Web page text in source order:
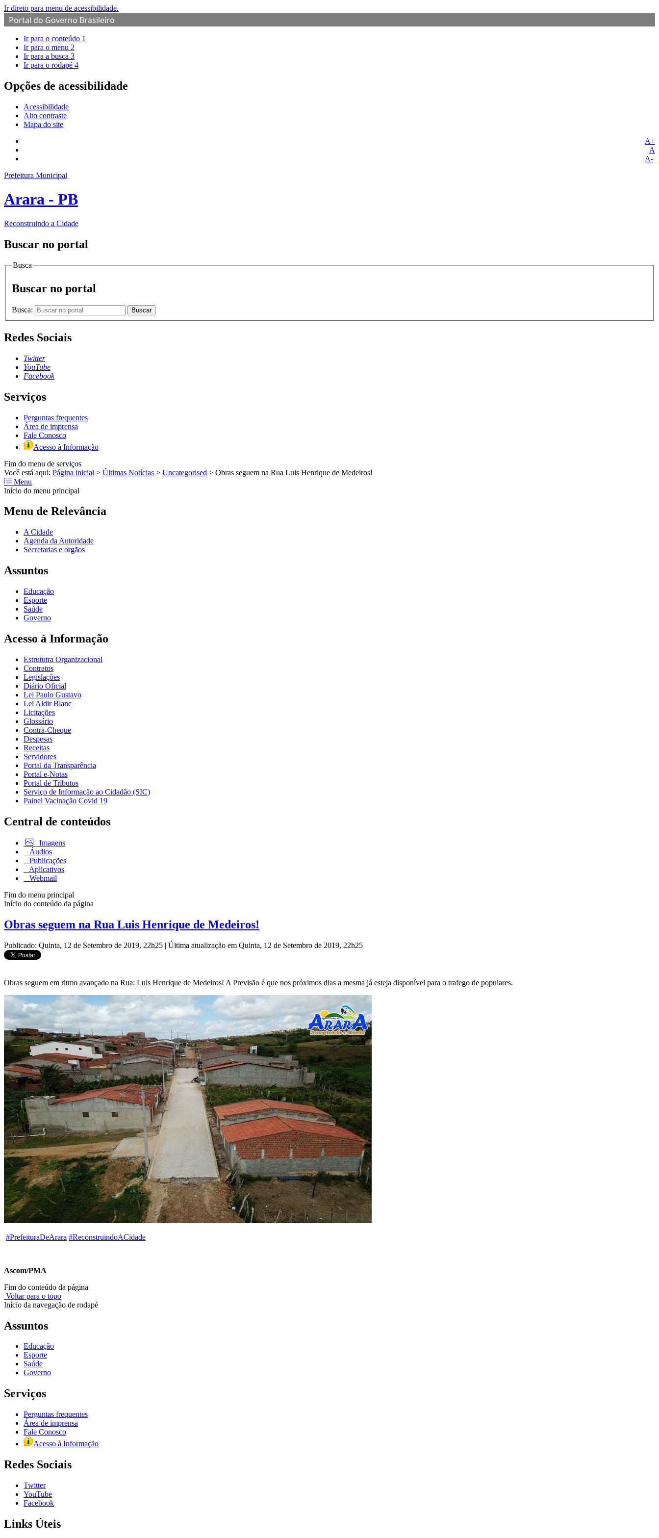
Ir direto para menu de acessibilidade.
Portal do Governo Brasileiro
Ir para o conteúdo 1
Ir para o menu 2
Ir para a busca 3
Ir para o rodapé 4
Opções de acessibilidade
Acessibilidade
Alto contraste
Mapa do site
A+
A
A-
Prefeitura Municipal
Arara - PB
Reconstruindo a Cidade
Buscar no portal
Busca
Buscar no portal
Busca: Buscar
Redes Sociais
Twitter
YouTube
Facebook
Serviços
Perguntas frequentes
Área de imprensa
Fale Conosco
Acesso à Informação
Fim do menu de serviços
Você está aqui: Página inicial > Últimas Notícias > Uncategorised > Obras seguem na Rua Luis Henrique de Medeiros!
Menu
Início do menu principal
Menu de Relevância
A Cidade
Agenda da Autoridade
Secretarias e orgãos
Assuntos
Educação
Esporte
Saúde
Governo
Acesso à Informação
Estrututra Organizacional
Contratos
Legislações
Diário Oficial
Lei Paulo Gustavo
Lei Aldir Blanc
Licitações
Glossário
Contra-Cheque
Despesas
Receitas
Servidores
Portal da Transparência
Portal e-Notas
Portal de Tributos
Serviço de Informação ao Cidadão (SIC)
Painel Vacinação Covid 19
Central de conteúdos
Imagens
Áudios
Publicações
Aplicativos
Webmail
Fim do menu principal
Início do conteúdo da página
Obras seguem na Rua Luis Henrique de Medeiros!
Publicado: Quinta, 12 de Setembro de 2019, 22h25 | Última atualização em Quinta, 12 de Setembro de 2019, 22h25
Obras seguem em ritmo avançado na Rua: Luis Henrique de Medeiros! A Previsão é que nos próximos dias a mesma já esteja disponível para o trafego de populares.
#PrefeituraDeArara #ReconstruindoACidade
Ascom/PMA
Fim do conteúdo da página
Voltar para o topo
Início da navegação de rodapé
Assuntos
Educação
Esporte
Saúde
Governo
Serviços
Perguntas frequentes
Área de imprensa
Fale Conosco
Acesso à Informação
Redes Sociais
Twitter
YouTube
Facebook
Links Úteis